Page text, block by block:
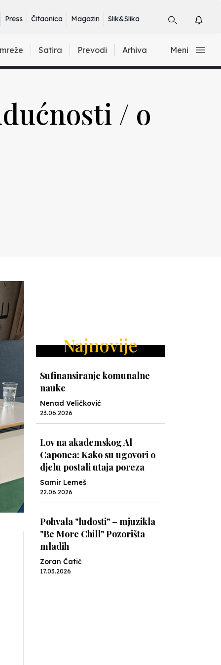
Press Čitaonica Magazin Slik&Slika
Satira Prevodi Arhiva Meni
/ o
Najnovije
Sufinansiranje komunalne
nauke
Nenad Veličković
23.06.2026
Lov na akademskog Al
Caponea: Kako su ugovori o
djelu postali utaja poreza
Samir Lemeš
22.06.2026
Pohvala "ludosti" – mjuzikla
"Be More Chill" Pozorišta
mladih
Zoran Ćatić
17.03.2026